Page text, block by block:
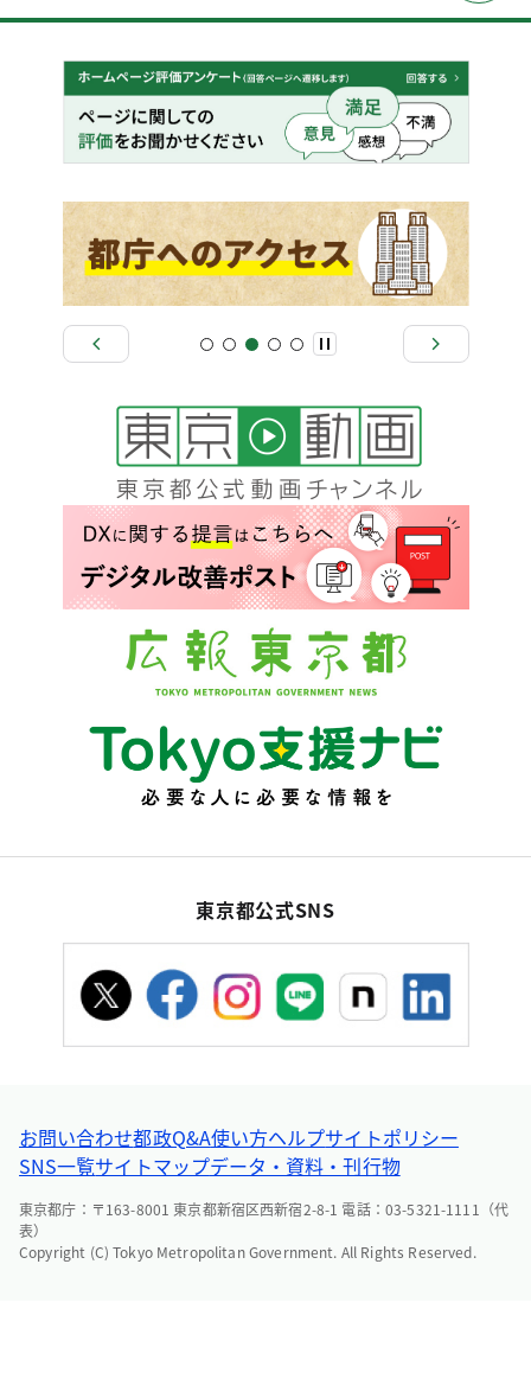
東京都公式SNS
お問い合わせ都政Q&A使い方ヘルプサイトポリシー
SNS一覧サイトマップデータ・資料・刊行物
東京都庁：〒163-8001 東京都新宿区西新宿2-8-1 電話：03-5321-1111（代
表）
Copyright (C) Tokyo Metropolitan Government. All Rights Reserved.